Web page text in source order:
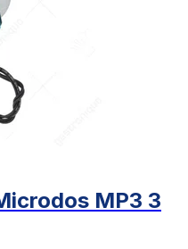
MP3 3